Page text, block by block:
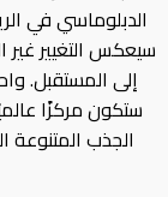
الدبلوماسي في
سيعكس التغيير
ستكون مركزًا
الجذب